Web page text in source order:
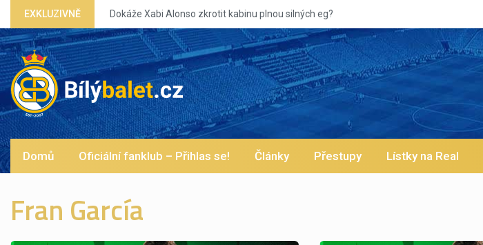
EXKLUZIVNĚ
zkrotit kabinu plnou silných eg?
Domů Oficiální fanklub – Přihlas se! Články Přestupy Lístky na Real
Fran García